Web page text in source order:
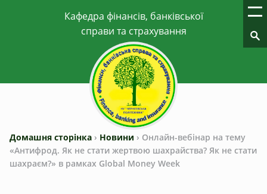
Домашня сторінка › Новини › Онлайн-вебінар на тему
«Антифрод. Як не стати жертвою шахрайства? Як не стати
шахраєм?» в рамках Global Money Week